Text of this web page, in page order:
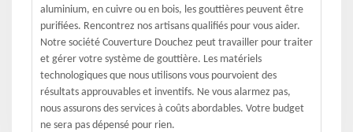
aluminium, en cuivre ou en bois, les gouttières peuvent être
purifiées. Rencontrez nos artisans qualifiés pour vous aider.
Notre société Couverture Douchez peut travailler pour traiter
et gérer votre système de gouttière. Les matériels
technologiques que nous utilisons vous pourvoient des
résultats approuvables et inventifs. Ne vous alarmez pas,
nous assurons des services à coûts abordables. Votre budget
ne sera pas dépensé pour rien.